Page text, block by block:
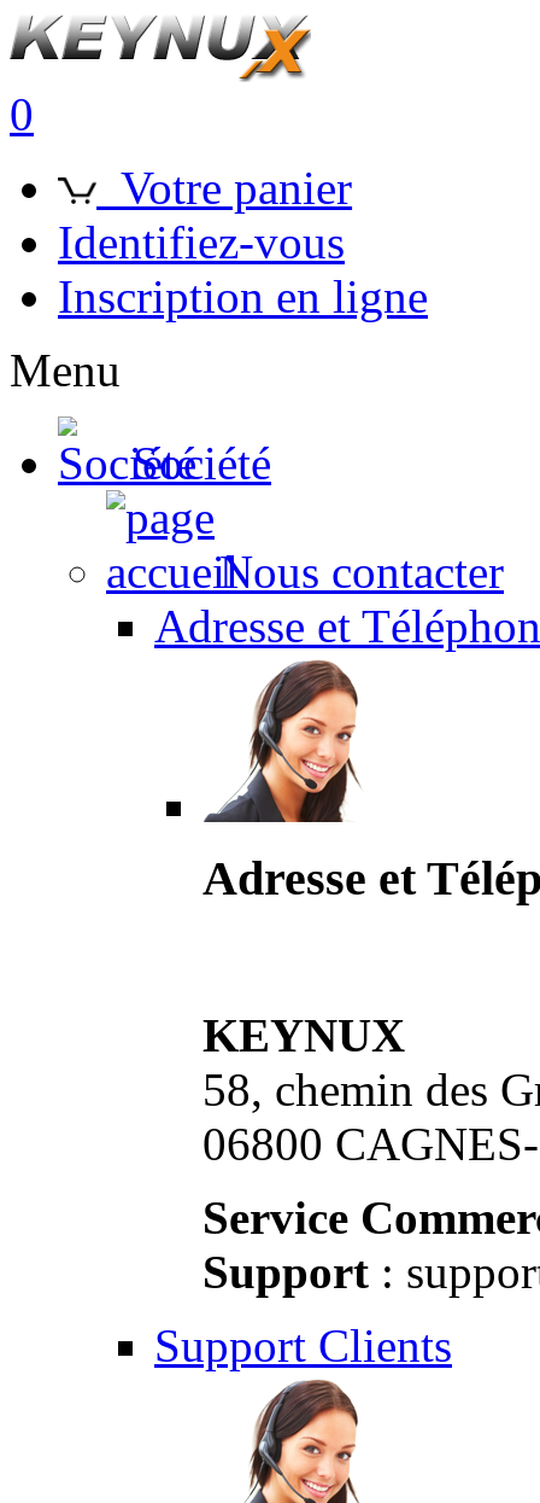
0
Votre panier
Identifiez-vous
Inscription en ligne
Menu
Société
Nous contacter
Adresse et
Adresse et
KEYNUX
58, chemin des
06800
Service
Support :
Support Clients